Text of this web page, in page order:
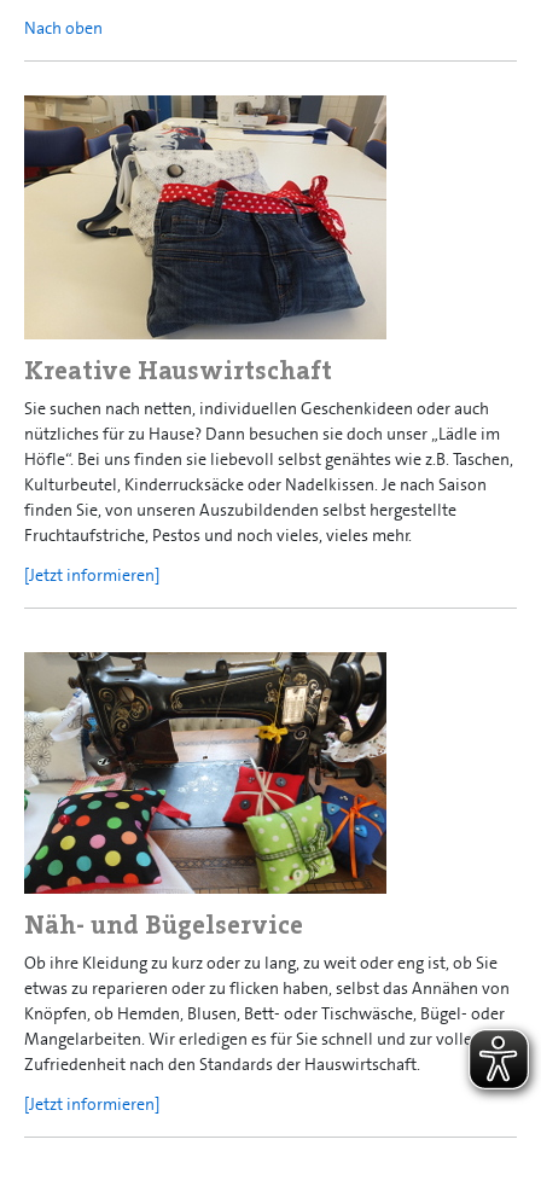
Nach oben
Kreative Hauswirtschaft
Sie suchen nach netten, individuellen Geschenkideen oder auch
nützliches für zu Hause? Dann besuchen sie doch unser „Lädle im
Höfle“. Bei uns finden sie liebevoll selbst genähtes wie z.B. Taschen,
Kulturbeutel, Kinderrucksäcke oder Nadelkissen. Je nach Saison
finden Sie, von unseren Auszubildenden selbst hergestellte
Fruchtaufstriche, Pestos und noch vieles, vieles mehr.
[Jetzt informieren]
Näh- und Bügelservice
Ob ihre Kleidung zu kurz oder zu lang, zu weit oder eng ist, ob Sie
etwas zu reparieren oder zu flicken haben, selbst das Annähen von
Knöpfen, ob Hemden, Blusen, Bett- oder Tischwäsche, Bügel- oder
Mangelarbeiten. Wir erledigen es für Sie schnell und zur vollen
Zufriedenheit nach den Standards der Hauswirtschaft.
[Jetzt informieren]